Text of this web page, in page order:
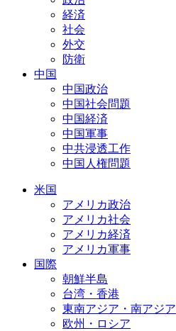
経済
社会
外交
防衛
中国
中国政治
中国社会問題
中国経済
中国軍事
中共浸透工作
中国人権問題
米国
アメリカ政治
アメリカ社会
アメリカ経済
アメリカ軍事
国際
朝鮮半島
台湾・香港
東南アジア・南アジア
欧州・ロシア